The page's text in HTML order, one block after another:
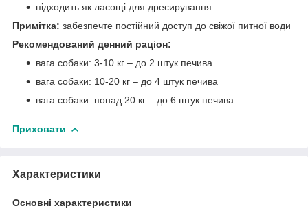
підходить як ласощі для дресирування
Примітка: забезпечте постійний доступ до свіжої питної води
Рекомендований денний раціон:
вага собаки: 3-10 кг – до 2 штук печива
вага собаки: 10-20 кг – до 4 штук печива
вага собаки: понад 20 кг – до 6 штук печива
Приховати
Характеристики
Основні характеристики